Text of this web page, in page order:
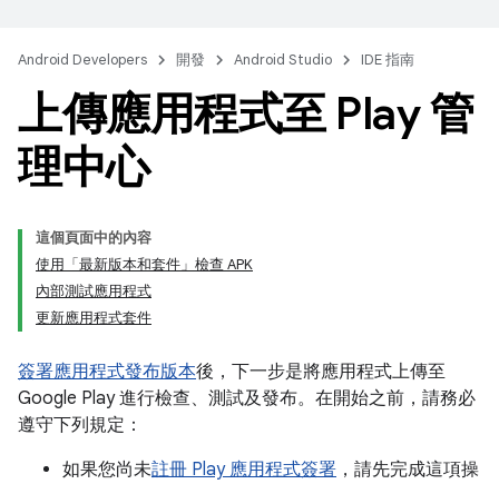
Android Developers 開發 Android Studio IDE 指南
上傳應用程式至 Play 管
理中心
這個頁面中的內容
使用「最新版本和套件」檢查 APK
內部測試應用程式
更新應用程式套件
簽署應用程式發布版本後，下一步是將應用程式上傳至
Google Play 進行檢查、測試及發布。在開始之前，請務必
遵守下列規定：
如果您尚未註冊 Play 應用程式簽署 ，請先完成這項操